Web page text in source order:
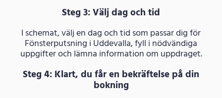
Steg 3: Välj dag och tid
I schemat, välj en dag och tid som passar dig för
Fönsterputsning i Uddevalla, fyll i nödvändiga
uppgifter och lämna information om uppdraget.
Steg 4: Klart, du får en bekräftelse på din
bokning